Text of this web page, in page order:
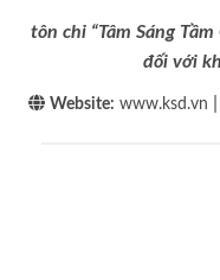
tôn chỉ “Tâm Sáng
đối với
Website: www.ksd.vn